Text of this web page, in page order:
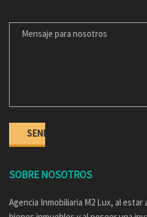
SOBRE NOSOTROS
Agencia Inmobiliaria M2 Lux, al estar